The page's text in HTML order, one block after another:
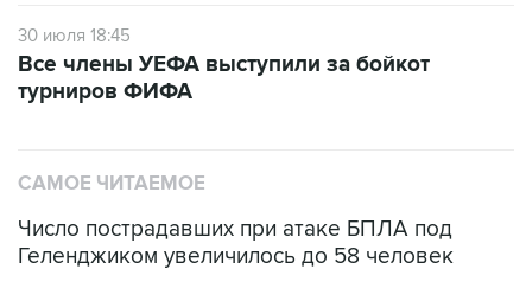
30 июля 18:45
Все члены УЕФА выступили за бойкот
турниров ФИФА
САМОЕ ЧИТАЕМОЕ
Число пострадавших при атаке БПЛА под
Геленджиком увеличилось до 58 человек